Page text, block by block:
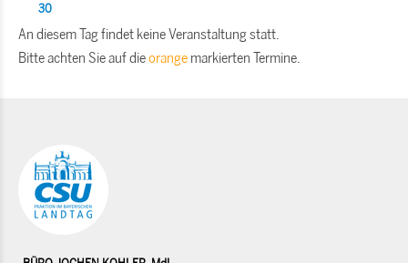
30
An diesem Tag findet keine Veranstaltung statt.
Bitte achten Sie auf dieorange markierten Termine.